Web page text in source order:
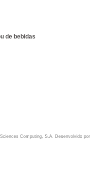
de bebidas
Computing, S.A. Desenvolvido por